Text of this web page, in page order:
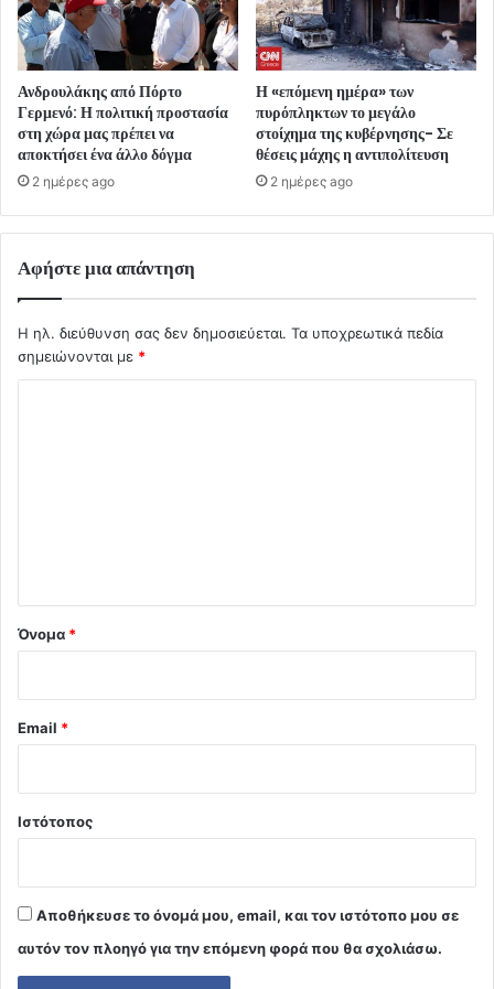
Ανδρουλάκης από Πόρτο
Γερμενό: Η πολιτική προστασία
στη χώρα μας πρέπει να
αποκτήσει ένα άλλο δόγμα
2 ημέρες ago
Η «επόμενη ημέρα» των
πυρόπληκτων το μεγάλο
στοίχημα της κυβέρνησης- Σε
θέσεις μάχης η αντιπολίτευση
2 ημέρες ago
Αφήστε μια απάντηση
Η ηλ. διεύθυνση σας δεν δημοσιεύεται. Τα υποχρεωτικά πεδία
σημειώνονται με *
Όνομα *
Email *
Ιστότοπος
Αποθήκευσε το όνομά μου, email, και τον ιστότοπο μου σε
αυτόν τον πλοηγό για την επόμενη φορά που θα σχολιάσω.